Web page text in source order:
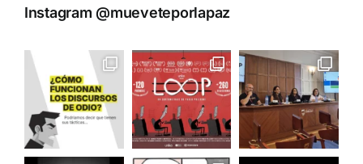
Instagram @mueveteporlapaz